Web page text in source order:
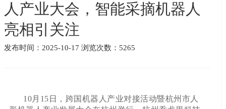
人产业大会，智能采摘机器人
亮相引关注
发布时间：2025-10-17 浏览次数：5265
10月15日，跨国机器人产业对接活动暨杭州市人